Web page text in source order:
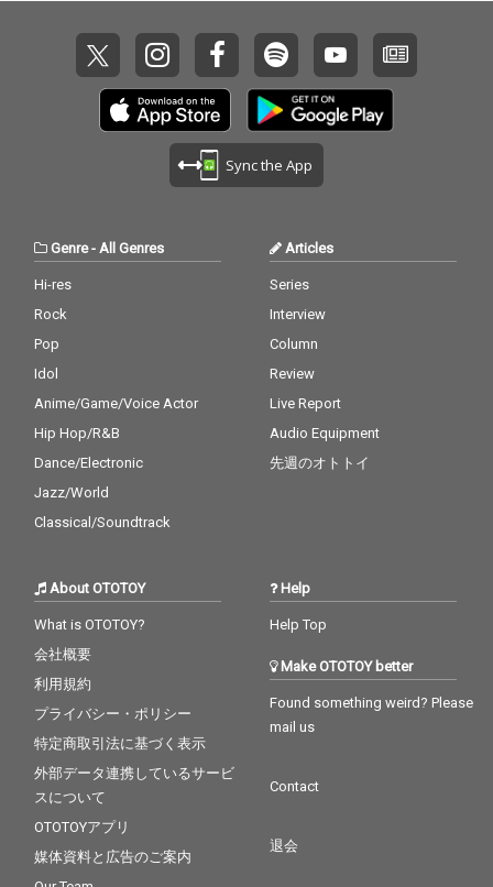
Sync the App
Genre- All Genres
Hi-res
Rock
Pop
Idol
Anime/Game/Voice Actor
Hip Hop/R&B
Dance/Electronic
Jazz/World
Classical/Soundtrack
Articles
Series
Interview
Column
Review
Live Report
Audio Equipment
先週のオトトイ
About OTOTOY
What is OTOTOY?
会社概要
利用規約
プライバシー・ポリシー
特定商取引法に基づく表示
外部データ連携しているサービ
スについて
OTOTOYアプリ
媒体資料と広告のご案内
Help
Help Top
Make OTOTOY better
Found something weird? Please
mail us
Contact
退会